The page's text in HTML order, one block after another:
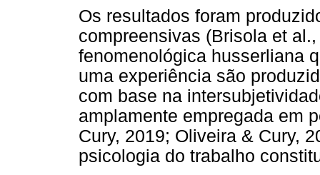
Os resultados foram
compreensivas (Brisola et
fenomenológica husserliana
uma experiência são
com base na
amplamente empregada em
Cury, 2019; Oliveira & Cury,
psicologia do trabalho